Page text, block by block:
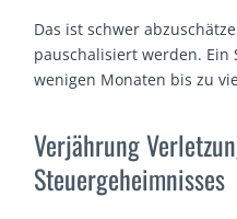
Das ist schwer
pauschalisiert werden. Ein
wenigen Monaten bis zu
Verjährung
Steuergeheimnisses